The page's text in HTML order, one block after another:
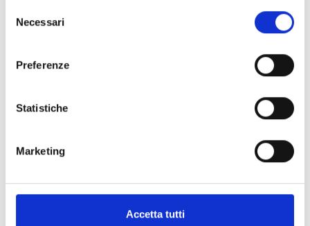
delNecessari
Preferenze
Statistiche
Marketing
Accetta tutti